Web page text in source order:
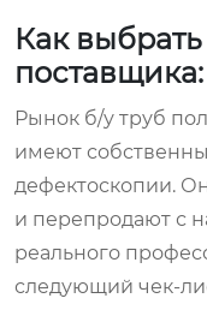
Как
Рынок б/у труб
имеют
дефектоскопии.
и перепродают с
реального
следующий чек-